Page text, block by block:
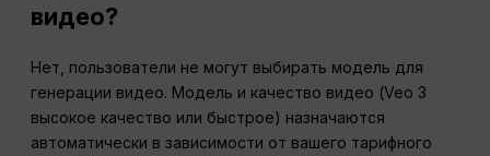
видео?
Нет, пользователи не могут выбирать модель для
генерации видео. Модель и качество видео (Veo 3
высокое качество или быстрое) назначаются
автоматически в зависимости от вашего тарифного